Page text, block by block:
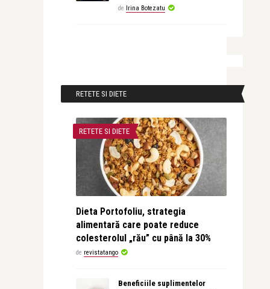
de Irina Botezatu
RETETE SI DIETE
RETETE SI DIETE
Dieta Portofoliu, strategia
alimentară care poate reduce
colesterolul „rău” cu până la 30%
de revistatango
Beneficiile suplimentelor